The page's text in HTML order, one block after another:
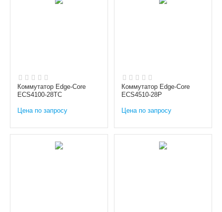
Коммутатор Edge-Core
ECS4100-28TC
Цена по запросу
Коммутатор Edge-Core
ECS4510-28P
Цена по запросу